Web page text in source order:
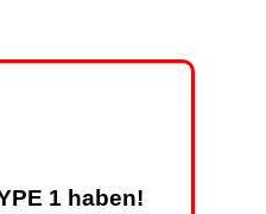
1 haben!